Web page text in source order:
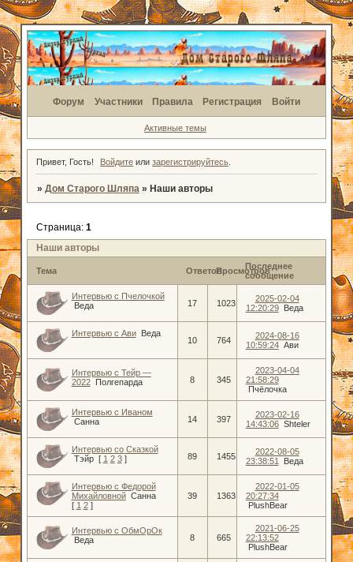
Форум Участники Правила Регистрация Войти
Активные темы
Привет, Гость! Войдите илизарегистрируйтесь
» Дом Старого Шляпа » Наши авторы
Наши авторы
Страница: 1
Тема ОтветовПросмотровПоследнее
сообщение
Интервью с Пчелочкой
Веда
17 1023
2025-02-04
12:20:29
Веда
Интервью с Ави Веда
10 764
2024-08-16
10:59:24 Ави
Интервью с Тейр —
2022
Полгепарда 8 345
2023-04-04
21:58:29
Пчёлочка
Интервью с Иваном
Санна
14 397
2023-02-16
14:43:06 Shteler
Интервью со Сказкой
Тэйр [ 1 2 3 ] 89 1455
2022-08-05
23:38:51
Веда
Интервью с Федорой
Михайловной Санна
[ 1 2 ]
39 1363
2022-01-05
20:27:34
PlushBear
Интервью с ОбмОрОк
Веда
8 665
2021-06-25
22:13:52
PlushBear